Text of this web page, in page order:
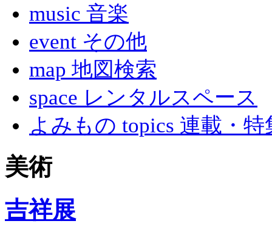
music 音楽
event その他
map 地図検索
space レンタルスペース
よみもの topics 連載・特
美術
吉祥展